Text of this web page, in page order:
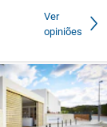
Ver
opiniões